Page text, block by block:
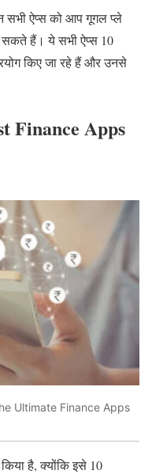
सभी ऐप्स को आप गूगल प्ले
सकते हैं। ये सभी ऐप्स 10
किए जा रहे हैं और उनसे
Finance Apps
Ultimate Finance Apps
है, क्योंकि इसे 10